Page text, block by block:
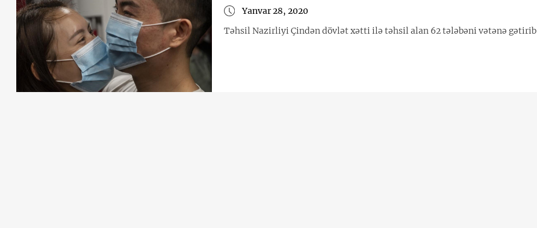
Yanvar 28, 2020
Təhsil Nazirliyi Çindən dövlət xətti ilə təhsil alan 62 tələbəni vətənə gətirib